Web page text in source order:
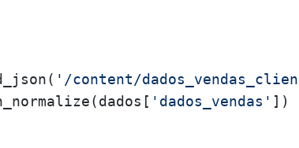
'/content/
'dados_vendas' ])